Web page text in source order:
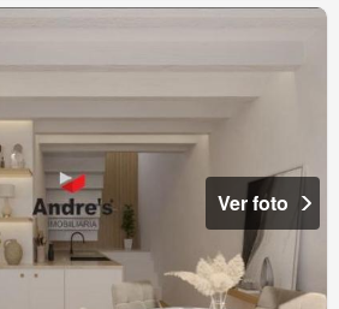
Ver foto